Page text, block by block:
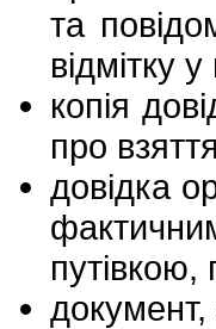
та
відмітку
копія
про
довідка
документ,